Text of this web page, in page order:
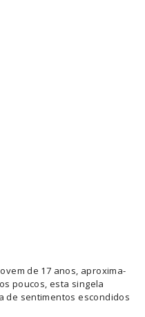
de 17 anos, aproxima-
poucos, esta singela
de sentimentos escondidos